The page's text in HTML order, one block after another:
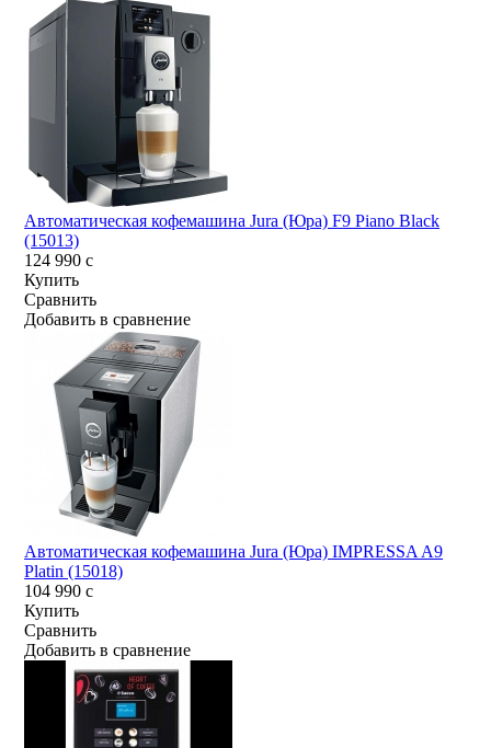
Автоматическая кофемашина Jura (Юра) F9 Piano Black
(15013)
124 990c
Купить
Сравнить
Добавить в сравнение
Автоматическая кофемашина Jura (Юра) IMPRESSA A9
Platin (15018)
104 990c
Купить
Сравнить
Добавить в сравнение